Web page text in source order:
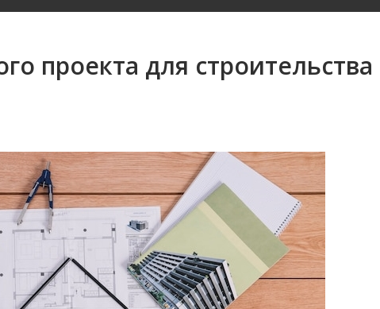
проекта для строительства